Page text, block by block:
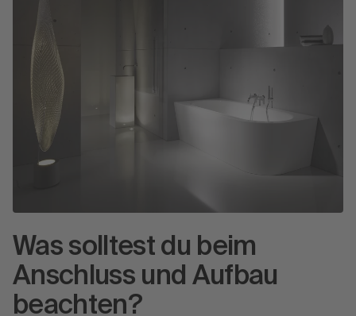
Was solltest du beim
Anschluss und Aufbau
beachten?